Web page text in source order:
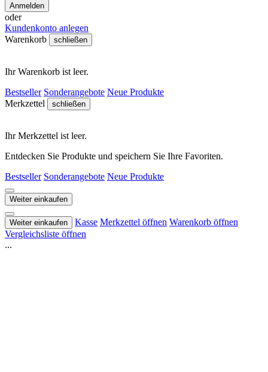
Anmelden
oder
Kundenkonto anlegen
Warenkorb
schließen
Ihr Warenkorb ist leer.
Bestseller Sonderangebote Neue Produkte
Merkzettel
schließen
Ihr Merkzettel ist leer.
Entdecken Sie Produkte und speichern Sie Ihre Favoriten.
Bestseller Sonderangebote Neue Produkte
Weiter einkaufen
Weiter einkaufen Kasse Merkzettel öffnen Warenkorb öffnen
Vergleichsliste öffnen
...